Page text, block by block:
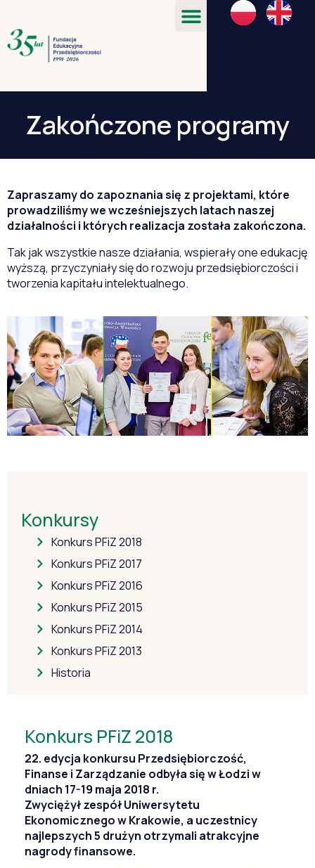
Zakończone programy
Zapraszamy do zapoznania się z projektami, które
prowadziliśmy we wcześniejszych latach naszej
działalności i których realizacja została zakończona.
Tak jak wszystkie nasze działania, wspierały one edukację
wyższą, przyczyniały się do rozwoju przedsiębiorczości i
tworzenia kapitału intelektualnego.
Konkursy
Konkurs PFiZ 2018
Konkurs PFiZ 2017
Konkurs PFiZ 2016
Konkurs PFiZ 2015
Konkurs PFiZ 2014
Konkurs PFiZ 2013
Historia
Konkurs PFiZ 2018
22. edycja konkursu Przedsiębiorczość,
Finanse i Zarządzanie odbyła się w Łodzi w
dniach 17-19 maja 2018 r.
Zwyciężył zespół Uniwersytetu
Ekonomicznego w Krakowie, a uczestnicy
najlepszych 5 drużyn otrzymali atrakcyjne
nagrody finansowe.